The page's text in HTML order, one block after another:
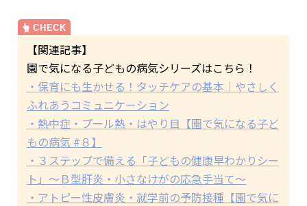
【関連記事】
園で気になる子どもの病気シリーズはこちら！
・保育にも生かせる！タッチケアの基本｜やさしく
ふれあうコミュニケーション
・熱中症・プール熱・はやり目【園で気になる子ど
もの病気 #８】
・３ステップで備える「子どもの健康早わかりシー
ト」～Ｂ型肝炎・小さなけがの応急手当て～
・アトピー性皮膚炎・就学前の予防接種【園で気に